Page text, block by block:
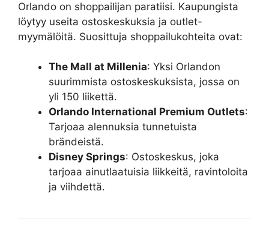
Orlando on shoppailijan paratiisi. Kaupungista
löytyy useita ostoskeskuksia ja outlet-
myymälöitä. Suosittuja shoppailukohteita ovat:
The Mall at Millenia: Yksi Orlandon
suurimmista ostoskeskuksista, jossa on
yli 150 liikettä.
Orlando International Premium Outlets:
Tarjoaa alennuksia tunnetuista
brändeistä.
Disney Springs: Ostoskeskus, joka
tarjoaa ainutlaatuisia liikkeitä, ravintoloita
ja viihdettä.